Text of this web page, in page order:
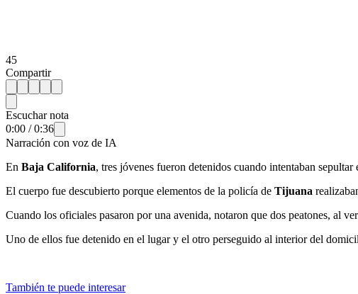
45
Compartir
Escuchar nota
0:00 /0:36
Narración con voz de IA
En Baja California, tres jóvenes fueron detenidos cuando intentaban
El cuerpo fue descubierto porque elementos de la policía de Tijuana
Cuando los oficiales pasaron por una avenida, notaron que dos peatones, al
Uno de ellos fue detenido en el lugar y el otro perseguido al interior del
También te puede interesar